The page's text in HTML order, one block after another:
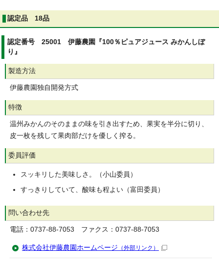
認定品 18品
認定番号 25001 伊藤農園『100％ピュアジュース みかんしぼ
り』
製造方法
伊藤農園独自開発方式
特徴
温州みかんのそのままの味を引き出すため、果実を半分に切り、
皮一枚を残して果肉部だけを優しく搾る。
委員評価
スッキリした美味しさ。（小山委員）
すっきりしていて、酸味も程よい（富田委員）
問い合わせ先
電話：0737-88-7053 ファクス：0737-88-7053
株式会社伊藤農園ホームページ （外部リンク）